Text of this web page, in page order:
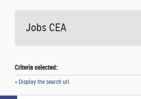
Jobs CEA
Criteria selected:
» Display the search url